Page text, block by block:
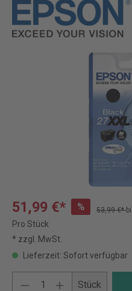
51,99 €* % 53,99 €*
Pro Stück
* zzgl. MwSt.
Lieferzeit: Sofort verfügbar
Stück